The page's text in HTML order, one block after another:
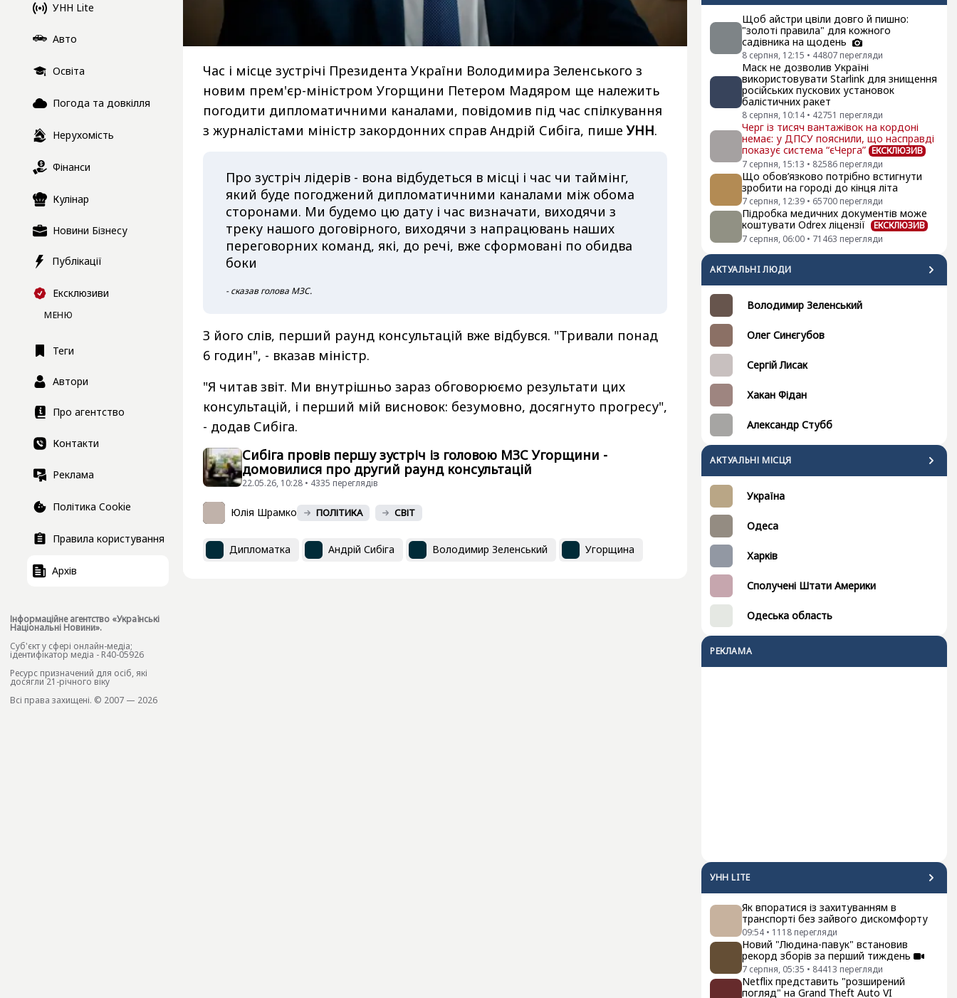
УНН Lite
Авто
Освіта
Погода та довкілля
Нерухомість
Фінанси
Кулінар
Новини Бізнесу
Публікації
Ексклюзиви
МЕНЮ
Теги
Автори
Про агентство
Контакти
Реклама
Політика Cookie
Правила користування
Архів
Інформаційне агентство «Українські
Національні Новини».
Cуб'єкт у сфері онлайн-медіа;
ідентифікатор медіа - R40-05926
Ресурс призначений для осіб, які
досягли 21-річного віку
Всі права захищені. © 2007 — 2026
Щоб айстри цвіли довго й пишно:
"золоті правила" для кожного
садівника на щодень
8 серпня, 12:15 • 44807 перегляди
Маск не дозволив Україні
використовувати Starlink для знищення
російських пускових установок
балістичних ракет
8 серпня, 10:14 • 42751 перегляди
Черг із тисяч вантажівок на кордоні
немає: у ДПСУ пояснили, що насправді
показує система “єЧерга” ЕКСКЛЮЗИВ
7 серпня, 15:13 • 82586 перегляди
Що обов’язково потрібно встигнути
зробити на городі до кінця літа
7 серпня, 12:39 • 65700 перегляди
Підробка медичних документів може
коштувати Odrex ліцензії
ЕКСКЛЮЗИВ
7 серпня, 06:00 • 71463 перегляди
АКТУАЛЬНI ЛЮДИ
Володимир Зеленський
Олег Синєгубов
Сергій Лисак
Хакан Фідан
Александр Стубб
АКТУАЛЬНІ МІСЦЯ
Україна
Одеса
Харків
Сполучені Штати Америки
Одеська область
РЕКЛАМА
УНН LITE
Як впоратися із захитуванням в
транспорті без зайвого дискомфорту
09:54 • 1118 перегляди
Новий "Людина-павук" встановив
рекорд зборів за перший тиждень
7 серпня, 05:35 • 84413 перегляди
Netflix представить "розширений
погляд" на Grand Theft Auto VI
Час і місце зустрічі Президента України Володимира Зеленського з
новим прем'єр-міністром Угорщини Петером Мадяром ще належить
погодити дипломатичними каналами, повідомив під час спілкування
з журналістами міністр закордонних справ Андрій Сибіга, пишеУНН.
Про зустріч лідерів - вона відбудеться в місці і час чи таймінг,
який буде погоджений дипломатичними каналами між обома
сторонами. Ми будемо цю дату і час визначати, виходячи з
треку нашого договірного, виходячи з напрацювань наших
переговорних команд, які, до речі, вже сформовані по обидва
боки
- сказав голова МЗС.
З його слів, перший раунд консультацій вже відбувся. "Тривали понад
6 годин", - вказав міністр.
"Я читав звіт. Ми внутрішньо зараз обговорюємо результати цих
консультацій, і перший мій висновок: безумовно, досягнуто прогресу",
- додав Сибіга.
Сибіга провів першу зустріч із головою МЗС Угорщини -
домовилися про другий раунд консультацій
22.05.26, 10:28 • 4335 переглядiв
Юлія Шрамко ПОЛІТИКА СВІТ
Дипломатка Андрій Сибіга Володимир Зеленський Угорщина